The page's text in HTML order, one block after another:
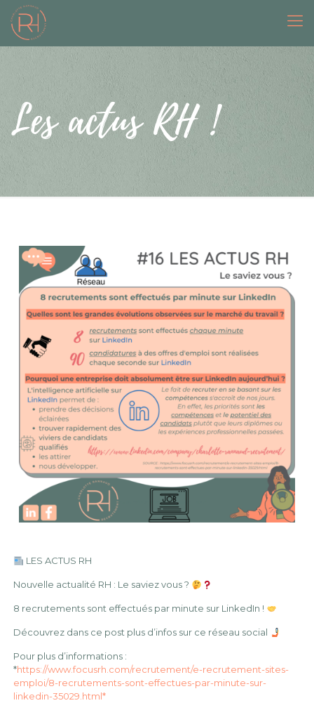
Les actus RH !
LES ACTUS RH
Nouvelle actualité RH : Le saviez vous ?
8 recrutements sont effectués par minute sur LinkedIn !
Découvrez dans ce post plus d’infos sur ce réseau social
Pour plus d’informations :
*https://www.focusrh.com/recrutement/e-recrutement-sites-
emploi/8-recrutements-sont-effectues-par-minute-sur-
linkedin-35029.html*